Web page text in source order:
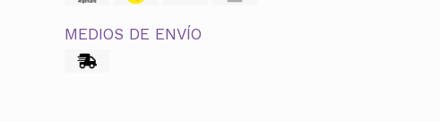
MEDIOS DE ENVÍO